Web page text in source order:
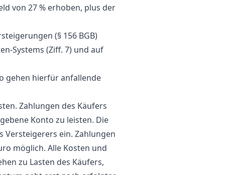
von 27 % erhoben, plus der
(§ 156 BGB)
Systems (Ziff. 7) und auf
gehen hierfür anfallende
Zahlungen des Käufers
Konto zu leisten. Die
ein. Zahlungen
möglich. Alle Kosten und
zu Lasten des Käufers,